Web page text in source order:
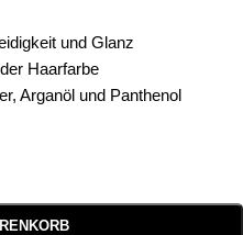
und Glanz
Haarfarbe
Arganöl und Panthenol